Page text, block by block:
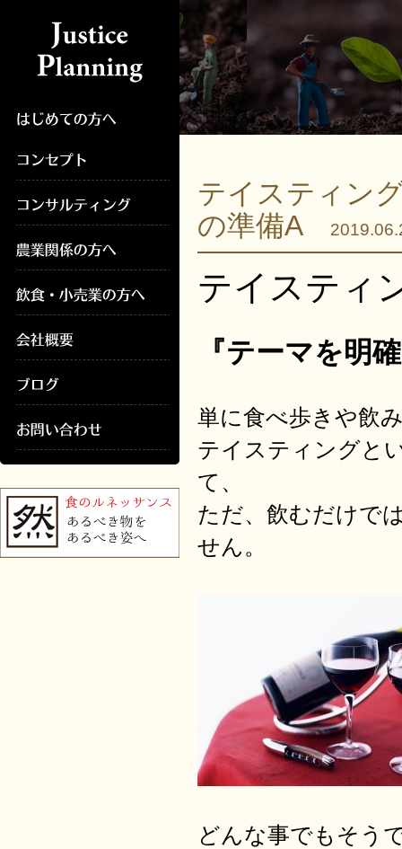
テイスティン
の準備A
テイスティ
『テーマを明
単に食べ歩きや飲
テイスティングと
て、
ただ、飲むだけで
せん。
どんな事でもそう